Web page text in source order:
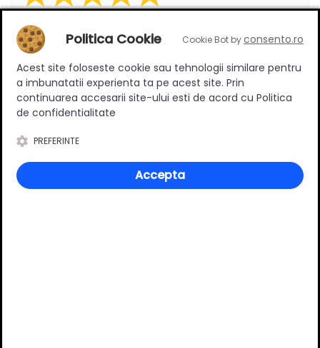
Adaugă un review
Ratingul general al produsului
0(0 review-uri)
Politica Cookie Cookie Bot byconsento.ro
Acest site foloseste cookie sau tehnologii similare pentru
a imbunatatii experienta ta pe acest site. Prin
continuarea accesarii site-ului esti de acord cu Politica
de confidentialitate
PREFERINTE
Accepta